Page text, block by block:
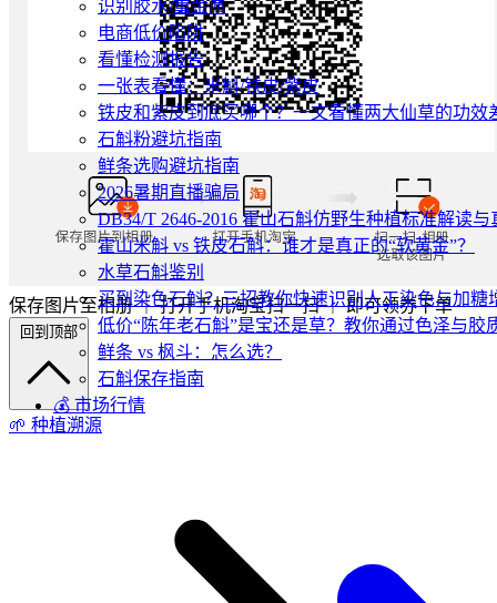
识别胶水/重金属
电商低价陷阱
看懂检测报告
一张表看懂：米斛/铁皮/紫皮
铁皮和紫皮到底买哪个？一文看懂两大仙草的功效
石斛粉避坑指南
鲜条选购避坑指南
2026暑期直播骗局
DB34/T 2646-2016 霍山石斛仿野生种植标准解读
霍山米斛 vs 铁皮石斛：谁才是真正的“软黄金”？
水草石斛鉴别
买到染色石斛？三招教你快速识别人工染色与加糖
低价“陈年老石斛”是宝还是草？教你通过色泽与胶
鲜条 vs 枫斗：怎么选？
石斛保存指南
💰 市场行情
保存图片至相册 ｜ 打开手机淘宝扫一扫 ｜ 即可领券下单
回到顶部
🌱 种植溯源